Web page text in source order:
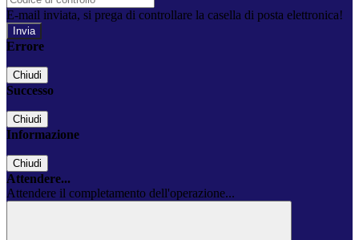
E-mail inviata, si prega di controllare la casella di posta elettronica!
Errore
Chiudi
Successo
Chiudi
Informazione
Chiudi
Attendere...
Attendere il completamento dell'operazione...